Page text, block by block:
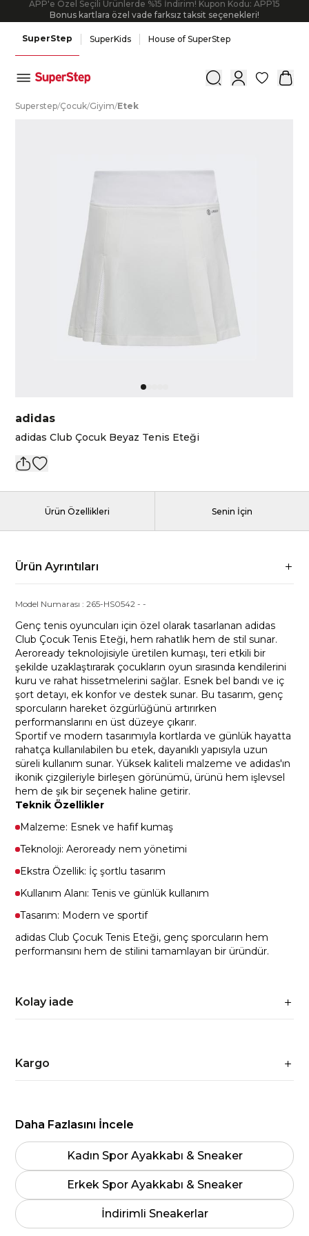
Bonus kartlara özel vade farksız taksit seçenekleri!
SuperStep SuperKids House of SuperStep
0
Superstep/Çocuk/Giyim/Etek
adidas
adidas Club Çocuk Beyaz Tenis Eteği
Ürün Özellikleri Senin İçin
Ürün Ayrıntıları
Model Numarası :265-HS0542 --
Genç tenis oyuncuları için özel olarak tasarlanan adidas
Club Çocuk Tenis Eteği, hem rahatlık hem de stil sunar.
Aeroready teknolojisiyle üretilen kumaşı, teri etkili bir
şekilde uzaklaştırarak çocukların oyun sırasında kendilerini
kuru ve rahat hissetmelerini sağlar. Esnek bel bandı ve iç
şort detayı, ek konfor ve destek sunar. Bu tasarım, genç
sporcuların hareket özgürlüğünü artırırken
performanslarını en üst düzeye çıkarır.
Sportif ve modern tasarımıyla kortlarda ve günlük hayatta
rahatça kullanılabilen bu etek, dayanıklı yapısıyla uzun
süreli kullanım sunar. Yüksek kaliteli malzeme ve adidas'ın
ikonik çizgileriyle birleşen görünümü, ürünü hem işlevsel
hem de şık bir seçenek haline getirir.
Teknik Özellikler
Malzeme: Esnek ve hafif kumaş
Teknoloji: Aeroready nem yönetimi
Ekstra Özellik: İç şortlu tasarım
Kullanım Alanı: Tenis ve günlük kullanım
Tasarım: Modern ve sportif
adidas Club Çocuk Tenis Eteği, genç sporcuların hem
performansını hem de stilini tamamlayan bir üründür.
Kolay iade
Kargo
Daha Fazlasını İncele
Kadın Spor Ayakkabı & Sneaker
Erkek Spor Ayakkabı & Sneaker
İndirimli Sneakerlar